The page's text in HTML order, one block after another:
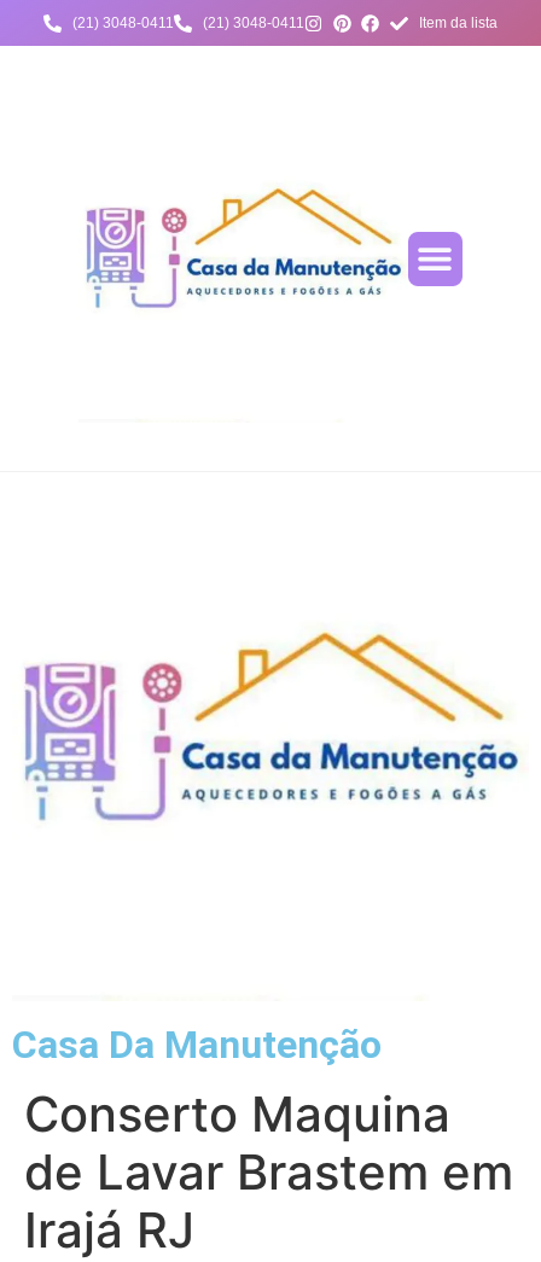
(21) 3048-0411 (21) 3048-0411 Item da lista
Casa Da Manutenção
Conserto Maquina
de Lavar Brastem em
Irajá RJ